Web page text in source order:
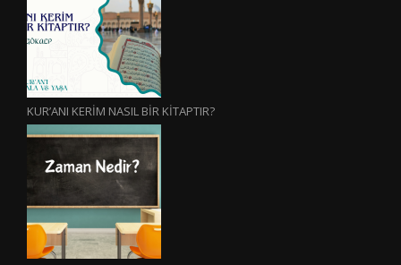
KUR’ANI KERİM NASIL BİR KİTAPTIR?